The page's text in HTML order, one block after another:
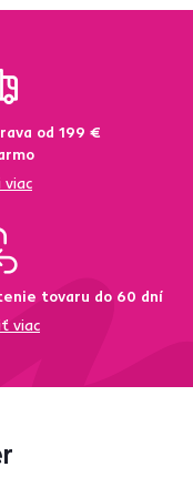
od 199 €
viac
tovaru do 60 dní
viac